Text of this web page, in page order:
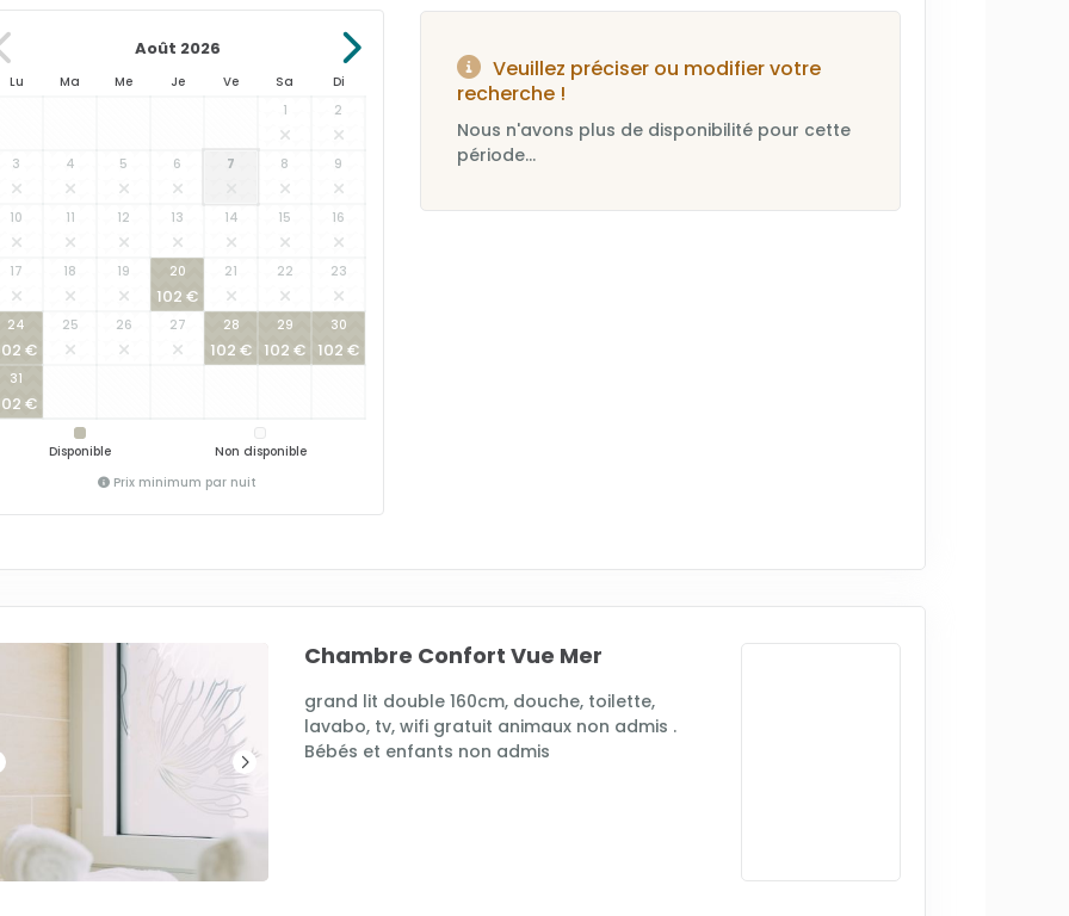
Août 2026
Lu Ma Me Je Ve Sa
Di
1
2
3 4 5 6 7 8 9
10 11 12 13 14 15 16
17 18 19 20
102 €
21 22 23
24
€
25 26 27 28
102 €
29
102 €
30
102 €
31
€
Disponible
Non disponible
Prix minimum par nuit
Veuillez préciser ou modifier votre
recherche !
Nous n'avons plus de disponibilité pour cette
période...
Chambre Confort Vue Mer
grand lit double 160cm, douche, toilette,
lavabo, tv, wifi gratuit animaux non admis .
Bébés et enfants non admis